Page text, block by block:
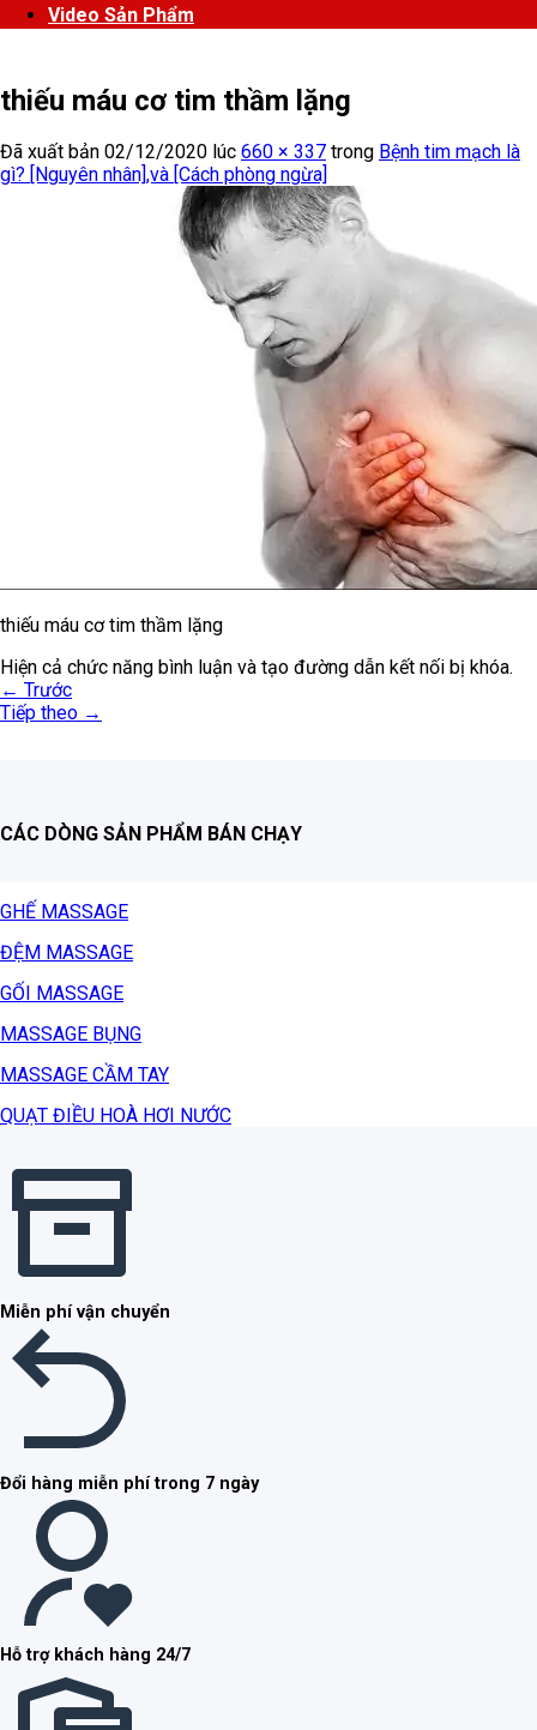
Video Sản Phẩm
thiếu máu cơ tim thầm lặng
Đã xuất bản 02/12/2020 lúc 660 × 337 trong Bệnh tim mạch là
gì? [Nguyên nhân],và [Cách phòng ngừa]
thiếu máu cơ tim thầm lặng
Hiện cả chức năng bình luận và tạo đường dẫn kết nối bị khóa.
← Trước
Tiếp theo →
CÁC DÒNG SẢN PHẨM BÁN CHẠY
GHẾ MASSAGE
ĐỆM MASSAGE
GỐI MASSAGE
MASSAGE BỤNG
MASSAGE CẦM TAY
QUẠT ĐIỀU HOÀ HƠI NƯỚC
Miễn phí vận chuyển
Đổi hàng miễn phí trong 7 ngày
Hỗ trợ khách hàng 24/7